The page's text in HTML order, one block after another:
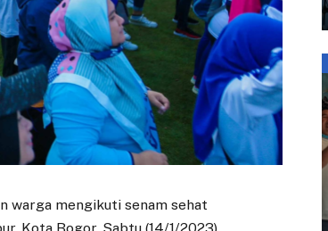
warga mengikuti senam sehat